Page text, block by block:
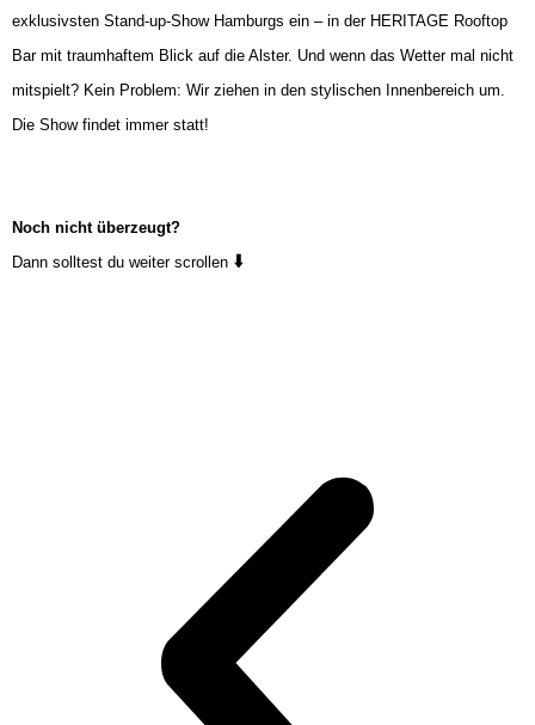
exklusivsten Stand-up-Show Hamburgs ein – in der HERITAGE Rooftop
Bar mit traumhaftem Blick auf die Alster. Und wenn das Wetter mal nicht
mitspielt? Kein Problem: Wir ziehen in den stylischen Innenbereich um.
Die Show findet immer statt!
Noch nicht überzeugt?
Dann solltest du weiter scrollen ⬇️